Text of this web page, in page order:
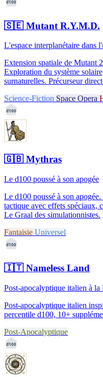
d100
🇸🇪Mutant R.Y.M.D.
L'espace interplanétaire dans
Extension spatiale de Mutant
Exploration du système
surnaturelles. Précurseur
Science-Fiction Space Opera
d100
🇬🇧Mythras
Le d100 poussé à son apogée
Le d100 poussé à son
tactique avec effets spéciaux,
Le Graal des simulationnistes.
Fantaisie Universel
d100
🇮🇹Nameless Land
Post-apocalyptique italien à
Post-apocalyptique italien
percentile d100, 10+
Post-Apocalyptique
d100